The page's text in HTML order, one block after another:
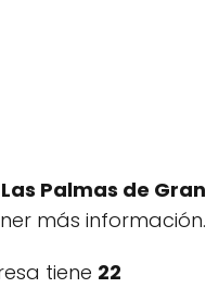
Palmas de Gran
más información.
tiene 22